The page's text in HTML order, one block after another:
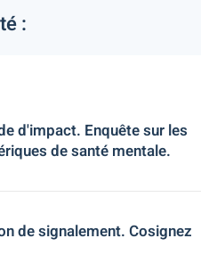
:
d'impact. Enquête sur les
de santé mentale.
de signalement. Cosignez